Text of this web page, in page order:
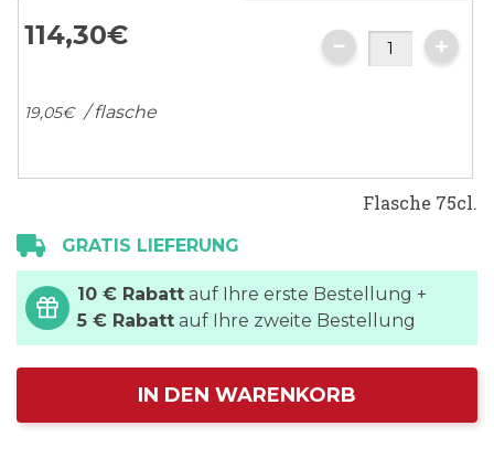
114,30€
19,05€ / flasche
Flasche 75cl.
GRATIS LIEFERUNG
10 € Rabatt auf Ihre erste Bestellung +
5 € Rabatt auf Ihre zweite Bestellung
IN DEN WARENKORB